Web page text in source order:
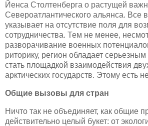
Йенса Столтенберга о растущей
Североатлантического альянса. Все
указывает на отсутствие поля для
сотрудничества. Тем не менее,
разворачивание военных
риторику, регион обладает
стать площадкой взаимодействия
арктических государств. Этому есть
Общие вызовы для стран
Ничто так не объединяет, как общие
действительно целый букет: от